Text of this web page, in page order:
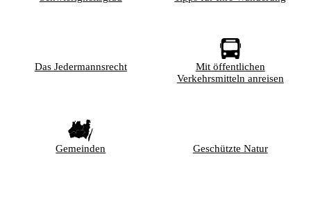
Das Jedermannsrecht
Mit öffentlichen
Verkehrsmitteln anreisen
Gemeinden Geschützte Natur